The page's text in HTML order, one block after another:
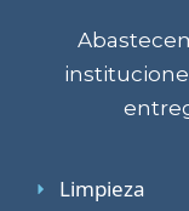
Limpieza